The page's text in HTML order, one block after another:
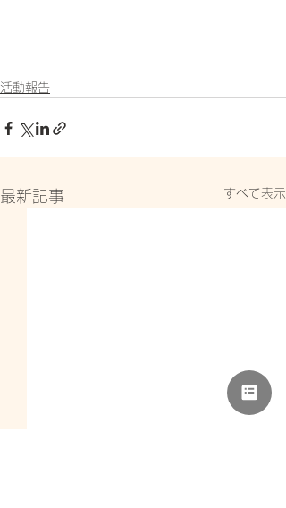
活動報告
最新記事 すべて表示